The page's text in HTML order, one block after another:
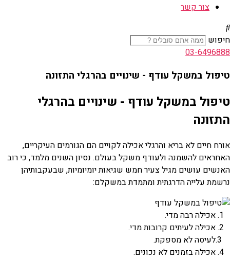
צור קשר
חיפוש
03-6496888
טיפול במשקל עודף - שינויים בהרגלי התזונה
טיפול במשקל עודף - שינויים בהרגלי
התזונה
אורח חיים לא בריא והרגלי אכילה לקויים הם הגורמים העיקריים,
האחראים להשמנה ולעודף משקל בעולם. נסיון השנים מלמד, כי רוב
האנשים עושים מגיל צעיר חמש שגיאות יומיומיות, שבעקבותיהן
נרשמת עלייה הדרגתית ומתמדת במשקלם: